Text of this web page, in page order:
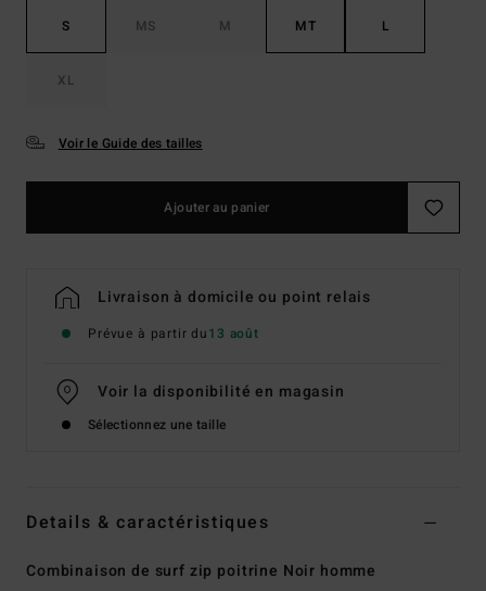
S MS M MT L
XL
Voir le Guide des tailles
Ajouter au panier
Livraison à domicile ou point relais
Prévue à partir du13 août
Voir la disponibilité en magasin
Sélectionnez une taille
Details & caractéristiques
Combinaison de surf zip poitrine Noir homme